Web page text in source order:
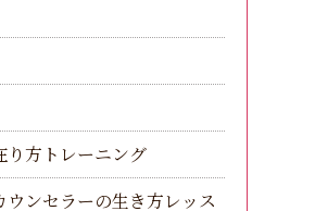
り方トレーニング
ウンセラーの生き方レッス